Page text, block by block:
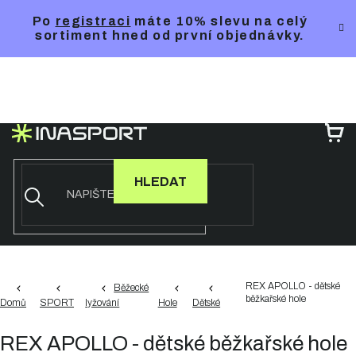
Po registraci máte 10% slevu na celý
sortiment hned od první objednávky.
HLEDAT
Domů SPORT
Běžecké
lyžování
Hole Dětské
REX APOLLO - dětské
běžkařské hole
REX APOLLO - dětské běžkařské hole